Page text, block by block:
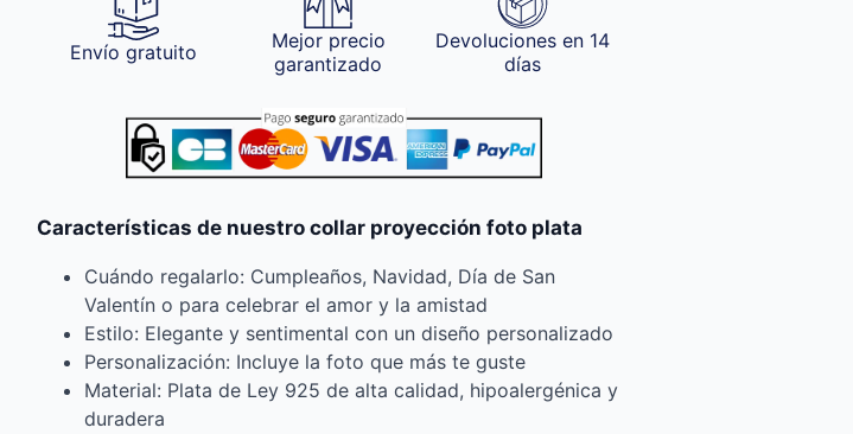
Envío gratuito
Mejor precio
garantizado
Devoluciones en 14
días
Características de nuestro collar proyección foto plata
Cuándo regalarlo: Cumpleaños, Navidad, Día de San
Valentín o para celebrar el amor y la amistad
Estilo: Elegante y sentimental con un diseño personalizado
Personalización: Incluye la foto que más te guste
Material: Plata de Ley 925 de alta calidad, hipoalergénica y
duradera